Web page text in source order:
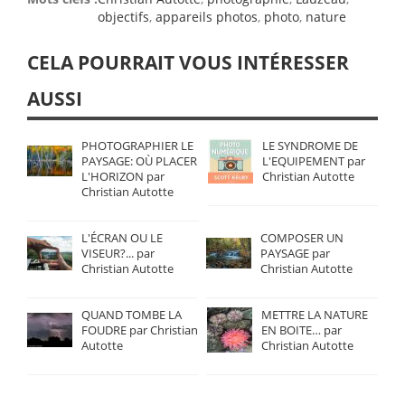
objectifs, appareils photos, photo, nature
CELA POURRAIT VOUS INTÉRESSER
AUSSI
PHOTOGRAPHIER LE
PAYSAGE: OÙ PLACER
L'HORIZON par
Christian Autotte
LE SYNDROME DE
L'EQUIPEMENT par
Christian Autotte
L'ÉCRAN OU LE
VISEUR?... par
Christian Autotte
COMPOSER UN
PAYSAGE par
Christian Autotte
QUAND TOMBE LA
FOUDRE par Christian
Autotte
METTRE LA NATURE
EN BOITE… par
Christian Autotte